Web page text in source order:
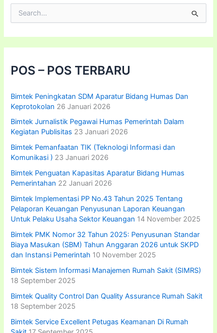
i
u
t
u
:
POS – POS TERBARU
Bimtek Peningkatan SDM Aparatur Bidang Humas Dan
Keprotokolan 26 Januari 2026
Bimtek Jurnalistik Pegawai Humas Pemerintah Dalam
Kegiatan Publisitas 23 Januari 2026
Bimtek Pemanfaatan TIK (Teknologi Informasi dan
Komunikasi ) 23 Januari 2026
Bimtek Penguatan Kapasitas Aparatur Bidang Humas
Pemerintahan 22 Januari 2026
Bimtek Implementasi PP No.43 Tahun 2025 Tentang
Pelaporan Keuangan Penyusunan Laporan Keuangan
Untuk Pelaku Usaha Sektor Keuangan 14 November 2025
Bimtek PMK Nomor 32 Tahun 2025: Penyusunan Standar
Biaya Masukan (SBM) Tahun Anggaran 2026 untuk SKPD
dan Instansi Pemerintah 10 November 2025
Bimtek Sistem Informasi Manajemen Rumah Sakit (SIMRS)
18 September 2025
Bimtek Quality Control Dan Quality Assurance Rumah Sakit
18 September 2025
Bimtek Service Excellent Petugas Keamanan Di Rumah